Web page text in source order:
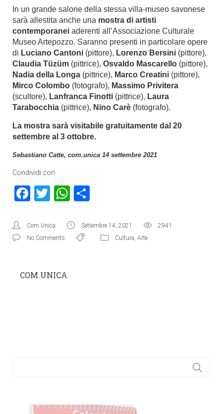
In un grande salone della stessa villa-museo savonese
sarà allestita anche una mostra di artisti
contemporanei aderenti all’Associazione Culturale
Museo Artepozzo. Saranno presenti in particolare opere
di Luciano Cantoni (pittore), Lorenzo Bersini (pittore),
Claudia Tüzüm (pittrice), Osvaldo Mascarello (pittore),
Nadia della Longa (pittrice), Marco Creatini (pittore),
Mirco Colombo (fotografo), Massimo Privitera
(scultore), Lanfranca Finotti (pittrice), Laura
Tarabocchia (pittrice), Nino Carè (fotografo).
La mostra sarà visitabile gratuitamente dal 20
settembre al 3 ottobre.
Sebastiano Catte, com.unica 14 settembre 2021
Condividi con
Facebook
TwitterWhatsApp
Com.Unica Settembre 14, 2021
2941
No Comments
Cultura, Arte
COM.UNICA